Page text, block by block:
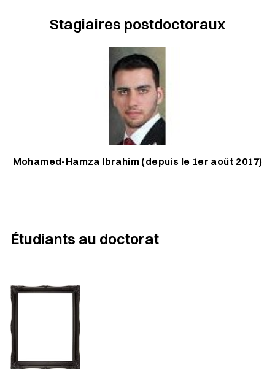
Stagiaires postdoctoraux
Mohamed-Hamza Ibrahim (depuis le 1er août 2017)
Étudiants au doctorat